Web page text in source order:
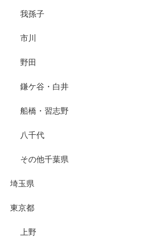
我孫子
市川
野田
鎌ケ谷・白井
船橋・習志野
八千代
その他千葉県
埼玉県
東京都
上野